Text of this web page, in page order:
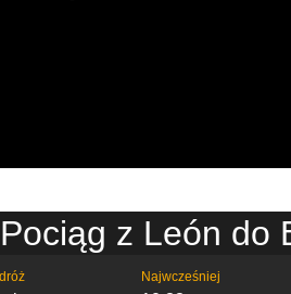
z León do
Najwcześniej